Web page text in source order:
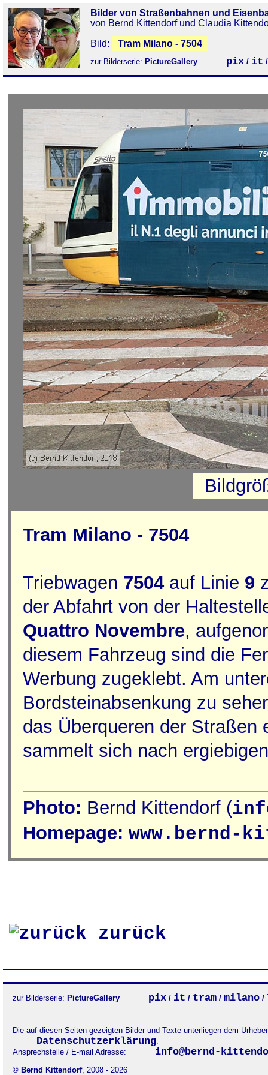
Bilder von Straßenbahnen und
von Bernd Kittendorf und Claudia
Bild:
Tram Milano - 7504
zur Bilderserie: PictureGallery pix / it
Tram Milano - 7504
Triebwagen 7504 auf Linie 9
der Abfahrt von der
Quattro Novembre,
diesem Fahrzeug sind die
Werbung zugeklebt. Am
Bordsteinabsenkung zu
das Überqueren der Straßen
sammelt sich nach
Photo: Bernd Kittendorf (
Homepage: www.bernd-
zurück
zur Bilderserie: PictureGallery pix / it / tram / milano /
Die auf diesen Seiten gezeigten Bilder und Texte unterliegen dem
Datenschutzerklärung.
Ansprechstelle / E-mail Adresse:
info@bernd-
© Bernd Kittendorf, 2008 - 2026